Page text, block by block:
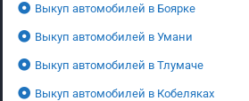
Выкуп автомобилей в Боярке
Выкуп автомобилей в Умани
Выкуп автомобилей в Тлумаче
Выкуп автомобилей в Кобеляках